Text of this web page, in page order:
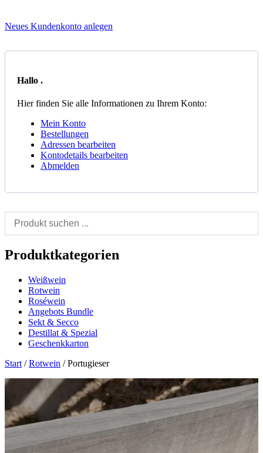
Neues Kundenkonto anlegen
Hallo .
Hier finden Sie alle Informationen zu Ihrem Konto:
Mein Konto
Bestellungen
Adressen bearbeiten
Kontodetails bearbeiten
Abmelden
Produktkategorien
Weißwein
Rotwein
Roséwein
Angebots Bundle
Sekt & Secco
Destillat & Spezial
Geschenkkarton
Start /Rotwein / Portugieser